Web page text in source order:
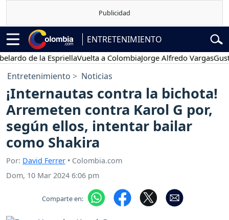
ENTRETENIMIENTO
de la EspriellaVuelta a ColombiaJorge Alfredo VargasGustavo
Entretenimiento Noticias
¡Internautas contra la bichota!
Arremeten contra Karol G por,
según ellos, intentar bailar
como Shakira
Por: David Ferrer • Colombia.com
Dom, 10 Mar 2024 6:06 pm
Comparte en: